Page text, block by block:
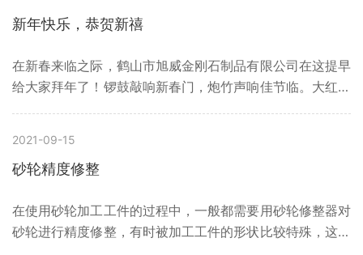
新年快乐，恭贺新禧
在新春来临之际，鹤山市旭威金刚石制品有限公司在这提早
给大家拜年了！锣鼓敲响新春门，炮竹声响佳节临。大红灯
照棒身体。
2021-09-15
砂轮精度修整
在使用砂轮加工工件的过程中，一般都需要用砂轮修整器对
砂轮进行精度修整，有时被加工工件的形状比较特殊，这时